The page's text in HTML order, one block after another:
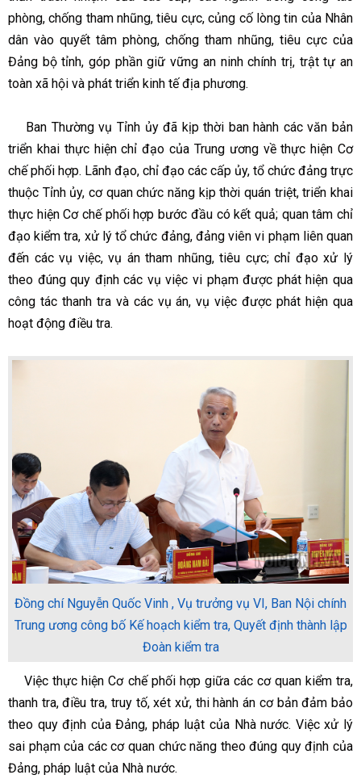
phòng, chống tham nhũng, tiêu cực, củng cố lòng tin của Nhân
dân vào quyết tâm phòng, chống tham nhũng, tiêu cực của
Đảng bộ tỉnh, góp phần giữ vững an ninh chính trị, trật tự an
toàn xã hội và phát triển kinh tế địa phương.
Ban Thường vụ Tỉnh ủy đã kịp thời ban hành các văn bản
triển khai thực hiện chỉ đạo của Trung ương về thực hiện Cơ
chế phối hợp. Lãnh đạo, chỉ đạo các cấp ủy, tổ chức đảng trực
thuộc Tỉnh ủy, cơ quan chức năng kịp thời quán triệt, triển khai
thực hiện Cơ chế phối hợp bước đầu có kết quả; quan tâm chỉ
đạo kiểm tra, xử lý tổ chức đảng, đảng viên vi phạm liên quan
đến các vụ việc, vụ án tham nhũng, tiêu cực; chỉ đạo xử lý
theo đúng quy định các vụ việc vi phạm được phát hiện qua
công tác thanh tra và các vụ án, vụ việc được phát hiện qua
hoạt động điều tra.
Đồng chí Nguyễn Quốc Vinh , Vụ trưởng vụ VI, Ban Nội chính
Trung ương công bố Kế hoạch kiểm tra, Quyết định thành lập
Đoàn kiểm tra
Việc thực hiện Cơ chế phối hợp giữa các cơ quan kiểm tra,
thanh tra, điều tra, truy tố, xét xử, thi hành án cơ bản đảm bảo
theo quy định của Đảng, pháp luật của Nhà nước. Việc xử lý
sai phạm của các cơ quan chức năng theo đúng quy định của
Đảng, pháp luật của Nhà nước.